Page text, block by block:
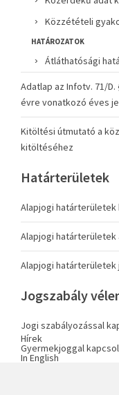
Közzétételi
HATÁROZATOK
Átláthatósági
Adatlap az Infotv. 71/
évre vonatkozó éves
Kitöltési útmutató a
kitöltéséhez
Határterületek
Alapjogi határterületek
Alapjogi határterületek
Alapjogi határterületek
Jogszabály
Jogi szabályozással
Hírek
Gyermekjoggal
In English